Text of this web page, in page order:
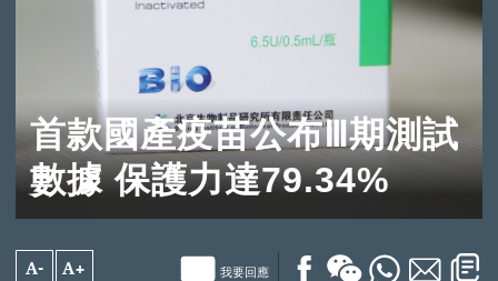
首款國產疫苗公布Ⅲ期測試
數據 保護力達79.34%
A- A+ 我要回應